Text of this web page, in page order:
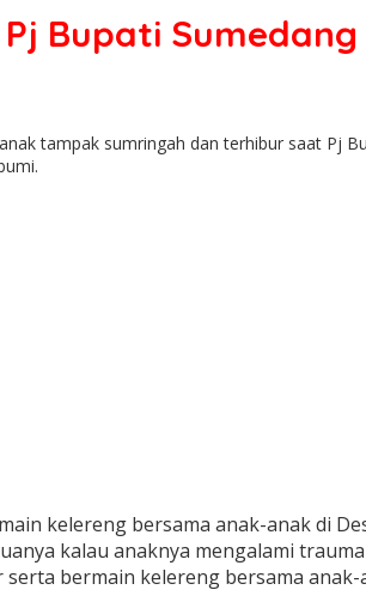
Bupati
tampak sumringah dan terhibur saat Pj
kelereng bersama anak-anak di
kalau anaknya mengalami
bermain kelereng bersama anak-